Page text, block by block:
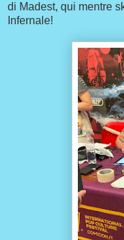
di Madest, qui mentre
Infernale!